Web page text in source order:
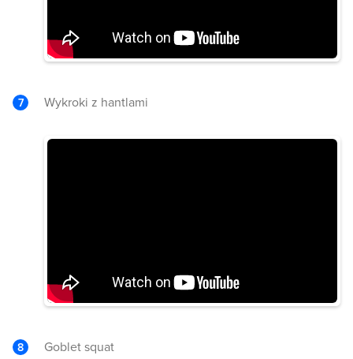
Wykroki z hantlami
Goblet squat